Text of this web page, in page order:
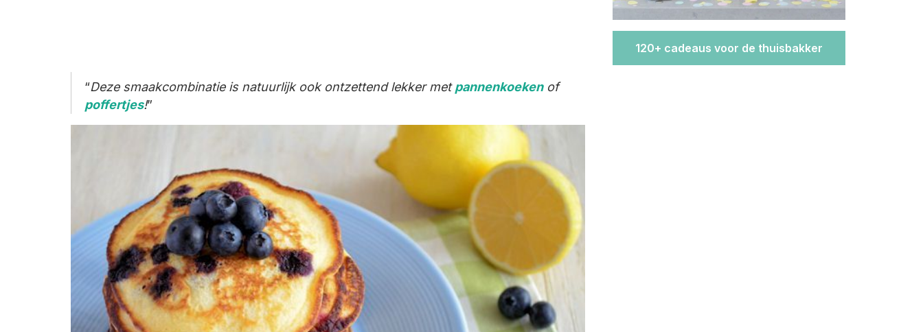
Deze smaakcombinatie is natuurlijk ook ontzettend lekker metpannenkoekenof
poffertjes!
120+ cadeaus voor de thuisbakker